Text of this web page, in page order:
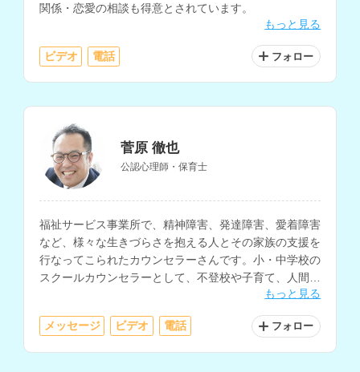
関係・恋愛の相談も得意とされています。
もっと見る
ビデオ 電話 フォロー
菅原 徹也
公認心理師・保育士
福祉サービス事業所で、精神障害、発達障害、愛着障害
など、様々な生きづらさを抱える人とその家族の支援を
行なってこられたカウンセラーさんです。小・中学校の
スクールカウンセラーとして、不登校や子育て、人間関
もっと見る
メッセージ ビデオ 電話 フォロー